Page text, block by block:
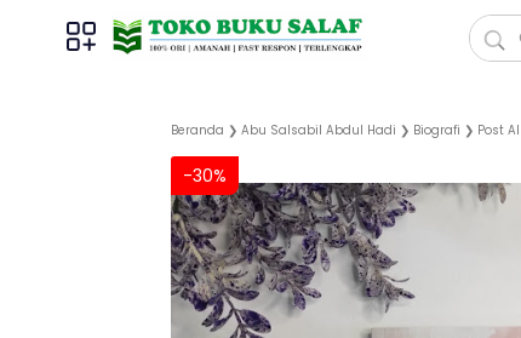
Beranda ❯ Abu Salsabil Abdul Hadi ❯ Biografi ❯ Post All
-30%